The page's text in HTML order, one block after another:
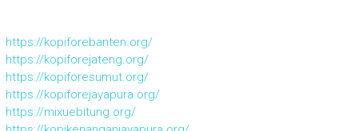
https://kopiforebanten.org/
https://kopiforejateng.org/
https://kopiforesumut.org/
https://kopiforejayapura.org/
https://mixuebitung.org/